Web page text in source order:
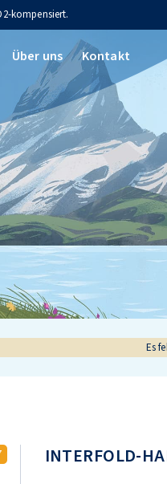
kompensiert.
Über uns Kontakt
Es
INTERFOLD-